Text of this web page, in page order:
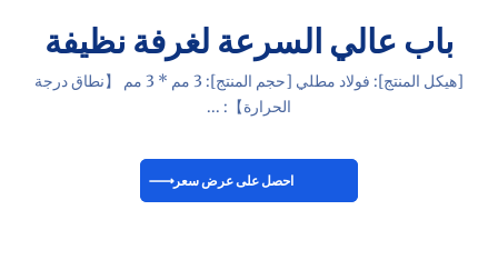
باب عالي السرعة لغرفة نظيفة
[هيكل المنتج]: فولاد مطلي [حجم المنتج]: 3 مم * 3 مم 【نطاق درجة
الحرارة】: ...
احصل على عرض سعر